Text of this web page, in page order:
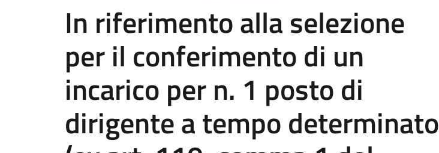
In riferimento alla selezione
per il conferimento di un
incarico per n. 1 posto di
dirigente a tempo determinato